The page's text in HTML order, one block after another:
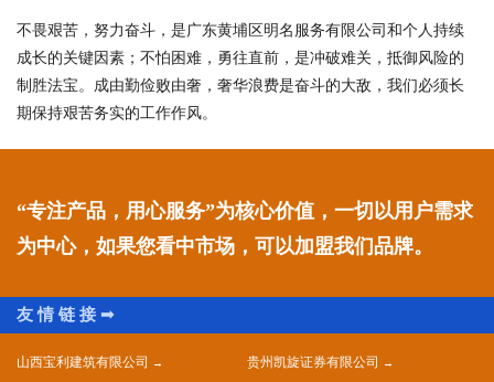
不畏艰苦，努力奋斗，是广东黄埔区明名服务有限公司和个人持续
成长的关键因素；不怕困难，勇往直前，是冲破难关，抵御风险的
制胜法宝。成由勤俭败由奢，奢华浪费是奋斗的大敌，我们必须长
期保持艰苦务实的工作作风。
“专注产品，用心服务”为核心价值，一切以用户需求
为中心，如果您看中市场，可以加盟我们品牌。
山西宝利建筑有限公司 贵州凯旋证券有限公司